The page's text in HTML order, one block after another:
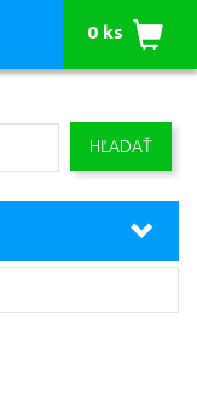
HĽADAŤ
0 ks